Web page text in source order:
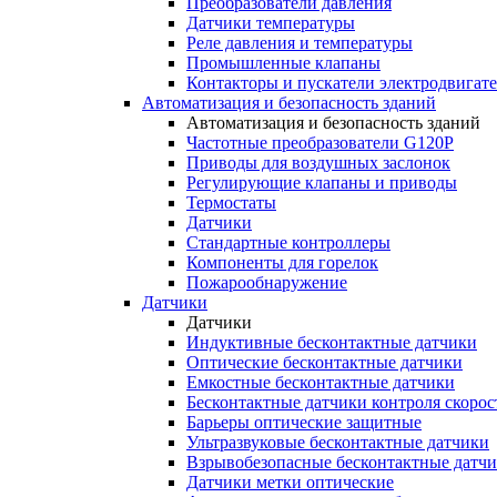
Датчики температуры
Реле давления и температуры
Промышленные клапаны
Контакторы и пускатели
Автоматизация и безопасность зданий
Автоматизация и безопасность зданий
Частотные преобразователи G120P
Приводы для воздушных заслонок
Регулирующие клапаны и приводы
Термостаты
Датчики
Стандартные контроллеры
Компоненты для горелок
Пожарообнаружение
Датчики
Датчики
Индуктивные бесконтактные датчики
Оптические бесконтактные датчики
Емкостные бесконтактные датчики
Бесконтактные датчики контроля
Барьеры оптические защитные
Ультразвуковые бесконтактные датчики
Взрывобезопасные бесконтактные
Датчики метки оптические